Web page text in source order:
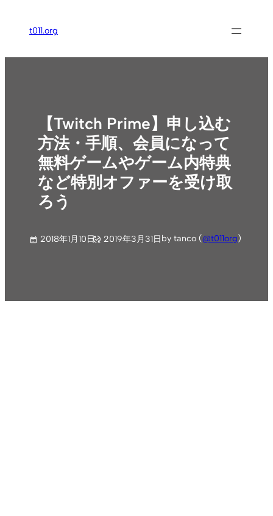
ス
t011.org
【Twitch Prime】申し込む
方法・手順、会員になって
無料ゲームやゲーム内特典
など特別オファーを受け取
ろう
2018年1月10日 2019年3月31日by tanco (@t011org)